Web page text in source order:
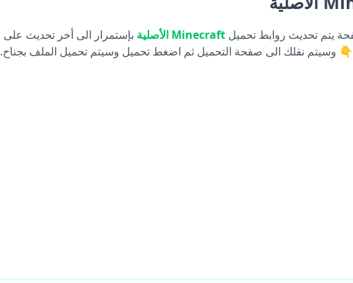
يتم تحديث روابط تحميل Minecraft الأصلية
👇 وسيتم نقلك الى صفحة التحميل ثم اضغط تحميل وسيتم تحميل الملف بجناح.